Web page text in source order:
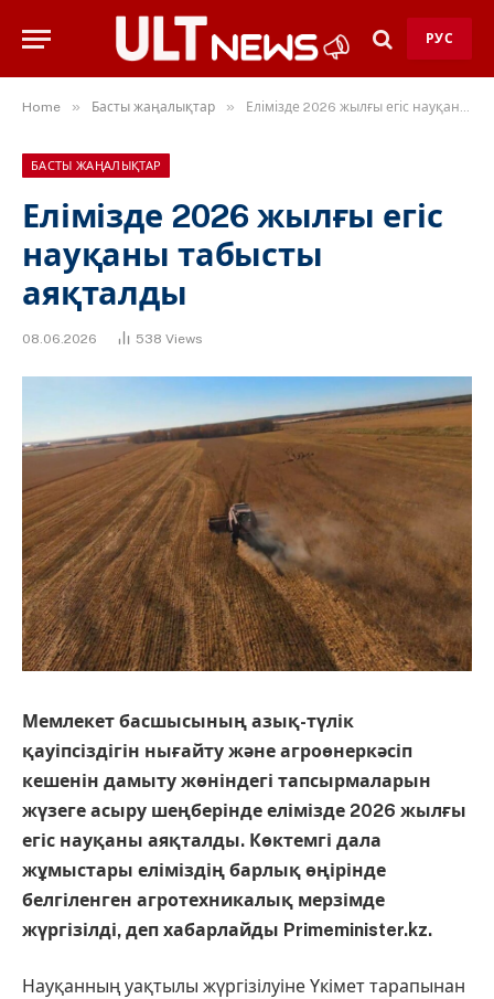
РУС
Home » Басты жаңалықтар » Елімізде 2026 жылғы егіс науқаны табысты аяқталды
БАСТЫ ЖАҢАЛЫҚТАР
Елімізде 2026 жылғы егіс
науқаны табысты
аяқталды
08.06.2026 538 Views
Мемлекет басшысының азық-түлік
қауіпсіздігін нығайту және агроөнеркәсіп
кешенін дамыту жөніндегі тапсырмаларын
жүзеге асыру шеңберінде елімізде 2026 жылғы
егіс науқаны аяқталды. Көктемгі дала
жұмыстары еліміздің барлық өңірінде
белгіленген агротехникалық мерзімде
жүргізілді, деп хабарлайды Primeminister.kz.
Науқанның уақтылы жүргізілуіне Үкімет тарапынан